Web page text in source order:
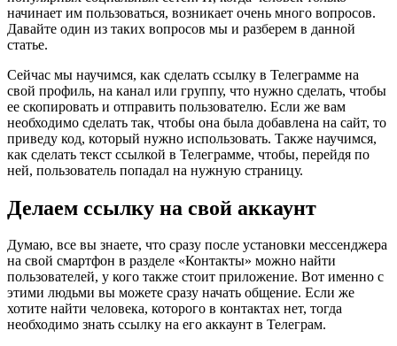
начинает им пользоваться, возникает очень много вопросов.
Давайте один из таких вопросов мы и разберем в данной
статье.
Сейчас мы научимся, как сделать ссылку в Телеграмме на
свой профиль, на канал или группу, что нужно сделать, чтобы
ее скопировать и отправить пользователю. Если же вам
необходимо сделать так, чтобы она была добавлена на сайт, то
приведу код, который нужно использовать. Также научимся,
как сделать текст ссылкой в Телеграмме, чтобы, перейдя по
ней, пользователь попадал на нужную страницу.
Делаем ссылку на свой аккаунт
Думаю, все вы знаете, что сразу после установки мессенджера
на свой смартфон в разделе «Контакты» можно найти
пользователей, у кого также стоит приложение. Вот именно с
этими людьми вы можете сразу начать общение. Если же
хотите найти человека, которого в контактах нет, тогда
необходимо знать ссылку на его аккаунт в Телеграм.